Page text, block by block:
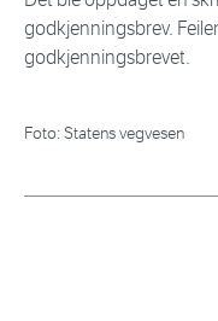
godkjenningsbrev.
godkjenningsbrevet.
Foto: Statens vegvesen